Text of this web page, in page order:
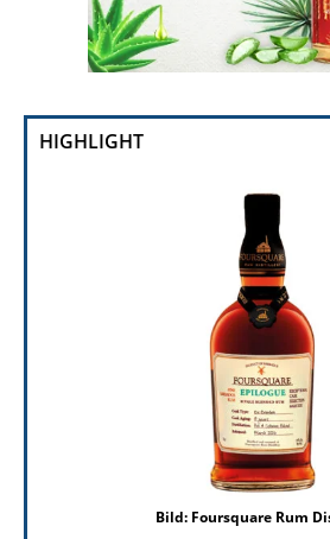
HIGHLIGHT
Bild: Foursquare Rum